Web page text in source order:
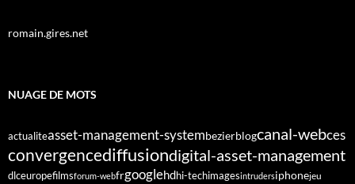
romain.gires.net
NUAGE DE MOTS
actualiteasset-management-systembezierblogcanal-webces
convergencediffusiondigital-asset-management
dlceuropefilmsforum-webfrgooglehdhi-techimagesintrudersiphonejeu